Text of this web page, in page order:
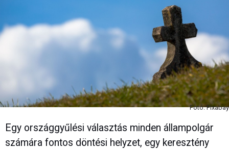
Fotó: Pixabay
Egy országgyűlési választás minden állampolgár
számára fontos döntési helyzet, egy keresztény